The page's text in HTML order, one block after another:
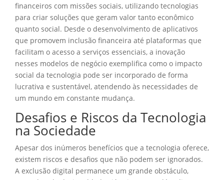
financeiros com missões sociais, utilizando tecnologias
para criar soluções que geram valor tanto econômico
quanto social. Desde o desenvolvimento de aplicativos
que promovem inclusão financeira até plataformas que
facilitam o acesso a serviços essenciais, a inovação
nesses modelos de negócio exemplifica como o impacto
social da tecnologia pode ser incorporado de forma
lucrativa e sustentável, atendendo às necessidades de
um mundo em constante mudança.
Desafios e Riscos da Tecnologia
na Sociedade
Apesar dos inúmeros benefícios que a tecnologia oferece,
existem riscos e desafios que não podem ser ignorados.
A exclusão digital permanece um grande obstáculo,